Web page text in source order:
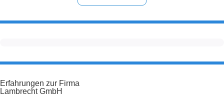
Erfahrungen zur Firma
Lambrecht GmbH